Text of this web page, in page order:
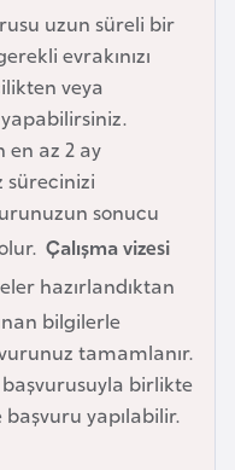
uzun süreli bir
evrakınızı
veya
az 2 ay
sürecinizi
sonucu
Çalışma vizesi
hazırlandıktan
bilgilerle
tamamlanır.
başvurusuyla birlikte
yapılabilir.